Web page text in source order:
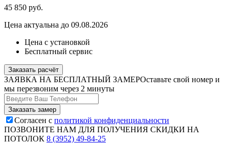
45 850 руб.
Цена актуальна до 09.08.2026
Цена с установкой
Бесплатный сервис
Заказать расчёт
ЗАЯВКА НА БЕСПЛАТНЫЙ ЗАМЕРОставьте свой номер и
мы перезвоним через 2 минуты
Согласен с политикой конфиденциальности
ПОЗВОНИТЕ НАМ ДЛЯ ПОЛУЧЕНИЯ СКИДКИ НА
ПОТОЛОК 8 (3952) 49-84-25